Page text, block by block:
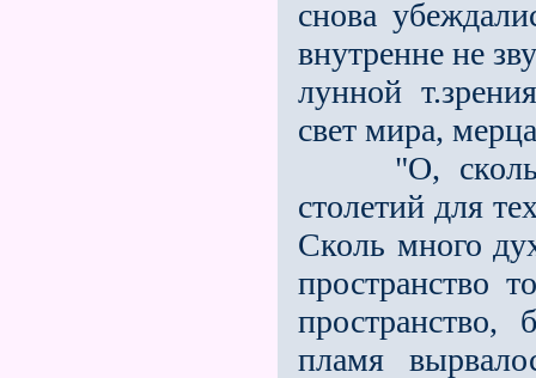
снова
внутренне не
лунной
свет мира,
"О, сколь
столетий для
Сколь много
пространство
пламя